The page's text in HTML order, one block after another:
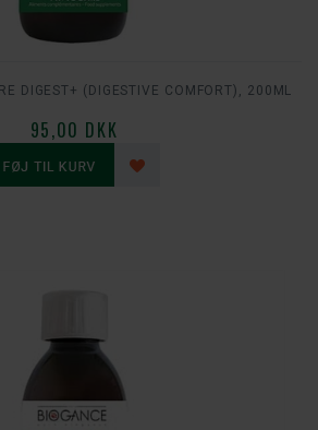
DIGEST+ (DIGESTIVE COMFORT), 200ML
95,00 DKK